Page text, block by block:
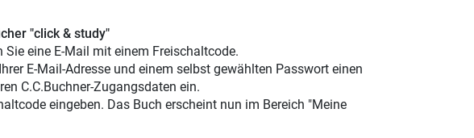
"click & study"
eine E-Mail mit einem Freischaltcode.
E-Mail-Adresse und einem selbst gewählten Passwort einen
C.C.Buchner-Zugangsdaten ein.
eingeben. Das Buch erscheint nun im Bereich "Meine